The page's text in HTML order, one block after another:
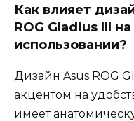
Как влияет
ROG Gladius III
использовании?
Дизайн Asus ROG
акцентом на
имеет